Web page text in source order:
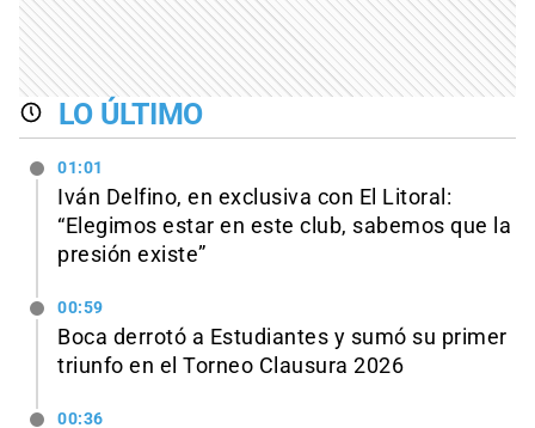
LO ÚLTIMO
01:01
Iván Delfino, en exclusiva con El Litoral:
“Elegimos estar en este club, sabemos que la
presión existe”
00:59
Boca derrotó a Estudiantes y sumó su primer
triunfo en el Torneo Clausura 2026
00:36